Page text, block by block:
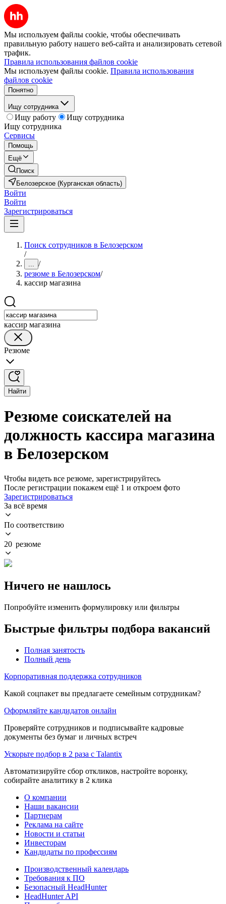
Мы используем файлы cookie, чтобы обеспечивать
правильную работу нашего веб-сайта и анализировать сетевой
трафик.
Правила использования файлов cookie
Мы используем файлы cookie. Правила использования
файлов cookie
Понятно
Ищу сотрудника
Ищу работу
Ищу сотрудника
Ищу сотрудника
Сервисы
Помощь
Ещё
Поиск
Белозерское (Курганская область)
Войти
Войти
Зарегистрироваться
Поиск сотрудников в Белозерском
/
... /
резюме в Белозерском/
кассир магазина
кассир магазина
Резюме
Найти
Резюме соискателей на
должность кассира магазина
в Белозерском
Чтобы видеть все резюме, зарегистрируйтесь
После регистрации покажем ещё 1 и откроем фото
Зарегистрироваться
За всё время
По соответствию
20 резюме
Ничего не нашлось
Попробуйте изменить формулировку или фильтры
Быстрые фильтры подбора вакансий
Полная занятость
Полный день
Корпоративная поддержка сотрудников
Какой соцпакет вы предлагаете семейным сотрудникам?
Оформляйте кандидатов онлайн
Проверяйте сотрудников и подписывайте кадровые
документы без бумаг и личных встреч
Ускорьте подбор в 2 раза с Talantix
Автоматизируйте сбор откликов, настройте воронку,
собирайте аналитику в 2 клика
О компании
Наши вакансии
Партнерам
Реклама на сайте
Новости и статьи
Инвесторам
Кандидаты по профессиям
Производственный календарь
Требования к ПО
Безопасный HeadHunter
HeadHunter API